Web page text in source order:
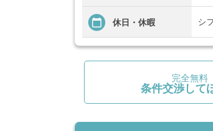
休日・休暇 シ
完全無料
条件交渉して